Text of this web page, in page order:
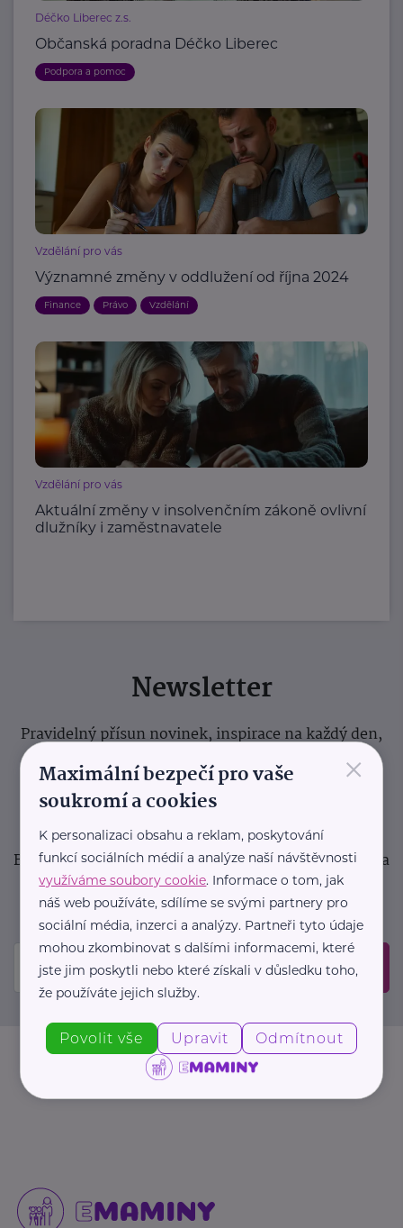
Déčko Liberec z.s.
Občanská poradna Déčko Liberec
Podpora a pomoc
Vzdělání pro vás
Významné změny v oddlužení od října 2024
Finance Právo Vzdělání
Vzdělání pro vás
Aktuální změny v insolvenčním zákoně ovlivní
dlužníky i zaměstnavatele
Newsletter
Pravidelný přísun novinek, inspirace na každý den,
podpora pro rodiče i sdílení zkušeností. Takový je
Newsletter webu eMaminy.cz. Přihlaste se k jeho
odběru a čtěte o tématech, které vám pomohou
v náročném období nebo zpříjemní rodinný život.
Buďte první, kdo se dozví o nových článcích, akcích a
událostech. Prosíme, potvrďte odběr ve vaší e-
mailové schránce.
Odeslat
×
Maximální bezpečí pro vaše
soukromí a cookies
K personalizaci obsahu a reklam, poskytování
funkcí sociálních médií a analýze naší návštěvnosti
využíváme soubory cookie. Informace o tom, jak
náš web používáte, sdílíme se svými partnery pro
sociální média, inzerci a analýzy. Partneři tyto údaje
mohou zkombinovat s dalšími informacemi, které
jste jim poskytli nebo které získali v důsledku toho,
že používáte jejich služby.
Povolit vše Upravit Odmítnout